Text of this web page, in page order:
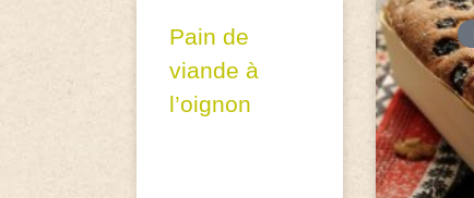
Pain de
viande à
l’oignon